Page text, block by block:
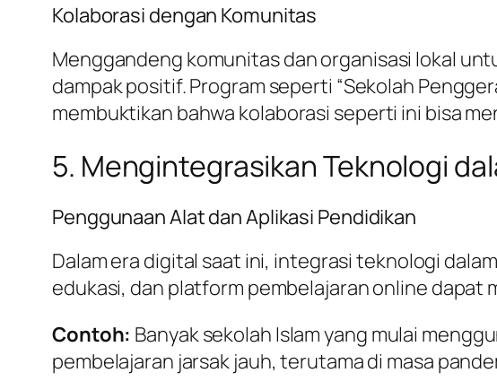
Kolaborasi dengan Komunitas
Menggandeng komunitas dan organisasi lokal
dampak positif. Program seperti “Sekolah
membuktikan bahwa kolaborasi seperti ini bisa
5. Mengintegrasikan Teknologi
Penggunaan Alat dan Aplikasi Pendidikan
Dalam era digital saat ini, integrasi teknologi
edukasi, dan platform pembelajaran online
Contoh: Banyak sekolah Islam yang mulai
pembelajaran jarsak jauh, terutama di masa